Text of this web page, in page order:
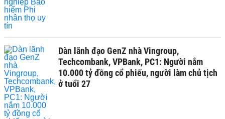
Dàn lãnh đạo GenZ nhà Vingroup,
Techcombank, VPBank, PC1: Người nắm
10.000 tỷ đồng cổ phiếu, người làm chủ tịch
ở tuổi 27